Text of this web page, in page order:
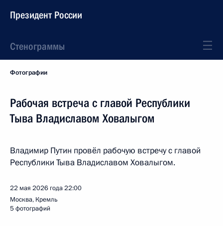
Президент России
Стенограммы
Фотографии
Рабочая встреча с главой Республики
Тыва Владиславом Ховалыгом
Владимир Путин провёл рабочую встречу с главой
Республики Тыва Владиславом Ховалыгом.
22 мая 2026 года22:00
Москва, Кремль
5 фотографий